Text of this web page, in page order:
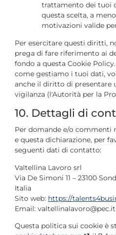
trattamento dei tuoi
questa scelta, a
motivazioni valide
Per esercitare questi diritti,
prega di fare riferimento ai
fondo a questa Cookie
come gestiamo i tuoi dati,
anche il diritto di presentare
vigilanza (l'Autorità per la
10. Dettagli di
Per domande e/o commenti
e questa dichiarazione, per
seguenti dati di contatto:
Valtellina Lavoro srl
Via De Simoni 11 – 23100
Italia
Sito web: https://
Email: valtellinalavoro@pec.it
Questa politica sui cookie è